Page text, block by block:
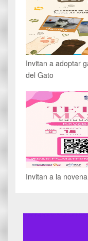
Invitan a adoptar
del Gato
Invitan a la